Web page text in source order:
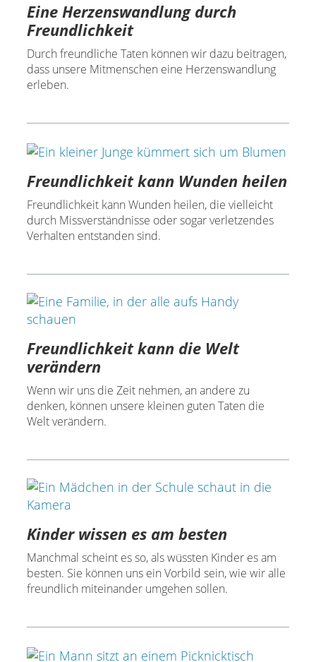
Eine Herzenswandlung durch
Freundlichkeit
Durch freundliche Taten können wir dazu beitragen,
dass unsere Mitmenschen eine Herzenswandlung
erleben.
Freundlichkeit kann Wunden heilen
Freundlichkeit kann Wunden heilen, die vielleicht
durch Missverständnisse oder sogar verletzendes
Verhalten entstanden sind.
Freundlichkeit kann die Welt
verändern
Wenn wir uns die Zeit nehmen, an andere zu
denken, können unsere kleinen guten Taten die
Welt verändern.
Kinder wissen es am besten
Manchmal scheint es so, als wüssten Kinder es am
besten. Sie können uns ein Vorbild sein, wie wir alle
freundlich miteinander umgehen sollen.